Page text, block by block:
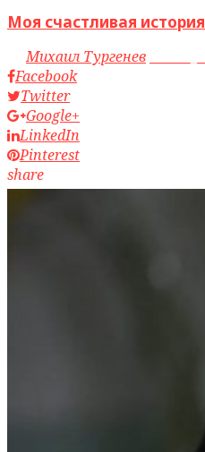
Моя счастливая
byМихаил Тургенев
Facebook
Twitter
Google+
LinkedIn
Pinterest
share